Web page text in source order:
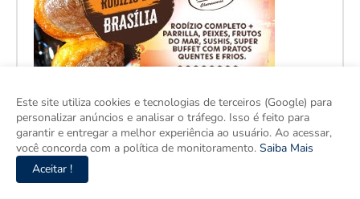
Este site utiliza cookies e tecnologias de terceiros (Google) para
personalizar anúncios e analisar o tráfego. Isso é feito para
garantir e entregar a melhor experiência ao usuário. Ao acessar,
você concorda com a política de monitoramento. Saiba Mais
Aceitar !